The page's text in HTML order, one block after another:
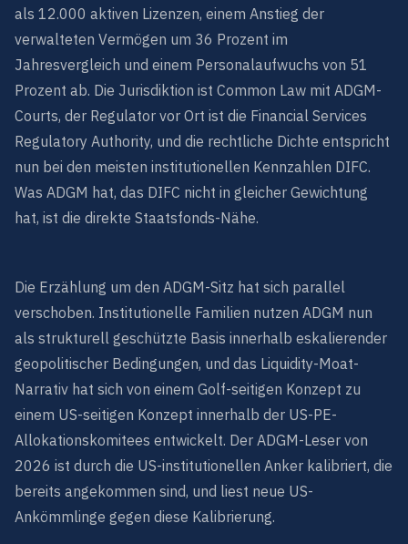
als 12.000 aktiven Lizenzen, einem Anstieg der
verwalteten Vermögen um 36 Prozent im
Jahresvergleich und einem Personalaufwuchs von 51
Prozent ab. Die Jurisdiktion ist Common Law mit ADGM-
Courts, der Regulator vor Ort ist die Financial Services
Regulatory Authority, und die rechtliche Dichte entspricht
nun bei den meisten institutionellen Kennzahlen DIFC.
Was ADGM hat, das DIFC nicht in gleicher Gewichtung
hat, ist die direkte Staatsfonds-Nähe.
Die Erzählung um den ADGM-Sitz hat sich parallel
verschoben. Institutionelle Familien nutzen ADGM nun
als strukturell geschützte Basis innerhalb eskalierender
geopolitischer Bedingungen, und das Liquidity-Moat-
Narrativ hat sich von einem Golf-seitigen Konzept zu
einem US-seitigen Konzept innerhalb der US-PE-
Allokationskomitees entwickelt. Der ADGM-Leser von
2026 ist durch die US-institutionellen Anker kalibriert, die
bereits angekommen sind, und liest neue US-
Ankömmlinge gegen diese Kalibrierung.